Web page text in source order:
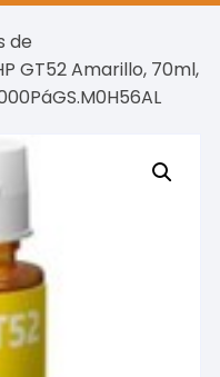
de
GT52 Amarillo, 70ml,